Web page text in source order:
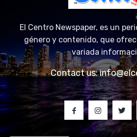
El Centro Newspaper, es un
género y contenido, que
variada
Contact us: